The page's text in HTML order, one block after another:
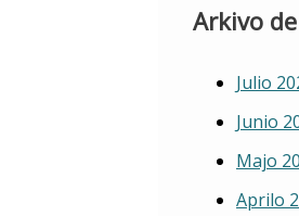
Arkivo
Julio
Junio
Majo
Aprilo